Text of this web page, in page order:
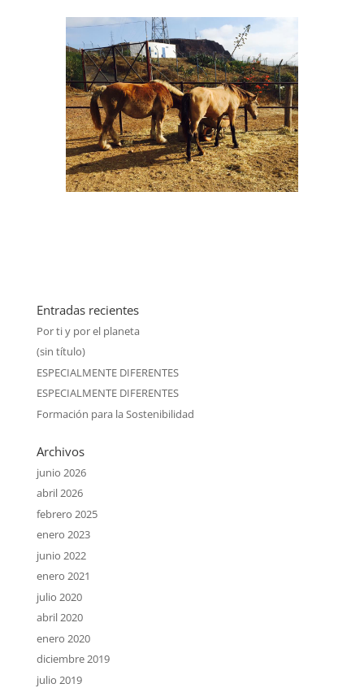
Entradas recientes
Por ti y por el planeta
(sin título)
ESPECIALMENTE DIFERENTES
ESPECIALMENTE DIFERENTES
Formación para la Sostenibilidad
Archivos
junio 2026
abril 2026
febrero 2025
enero 2023
junio 2022
enero 2021
julio 2020
abril 2020
enero 2020
diciembre 2019
julio 2019